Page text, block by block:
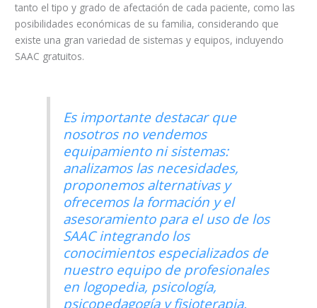
tanto el tipo y grado de afectación de cada paciente, como las
posibilidades económicas de su familia, considerando que
existe una gran variedad de sistemas y equipos, incluyendo
SAAC gratuitos.
Es importante destacar que
nosotros no vendemos
equipamiento ni sistemas:
analizamos las necesidades,
proponemos alternativas y
ofrecemos la formación y el
asesoramiento para el uso de los
SAAC integrando los
conocimientos especializados de
nuestro equipo de profesionales
en logopedia, psicología,
psicopedagogía y fisioterapia.